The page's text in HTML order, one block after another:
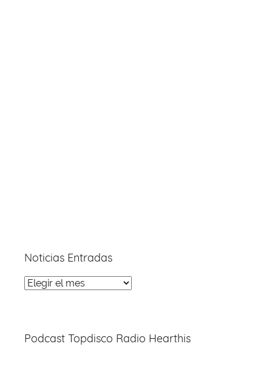
Noticias Entradas
Noticias
Podcast Topdisco Radio Hearthis